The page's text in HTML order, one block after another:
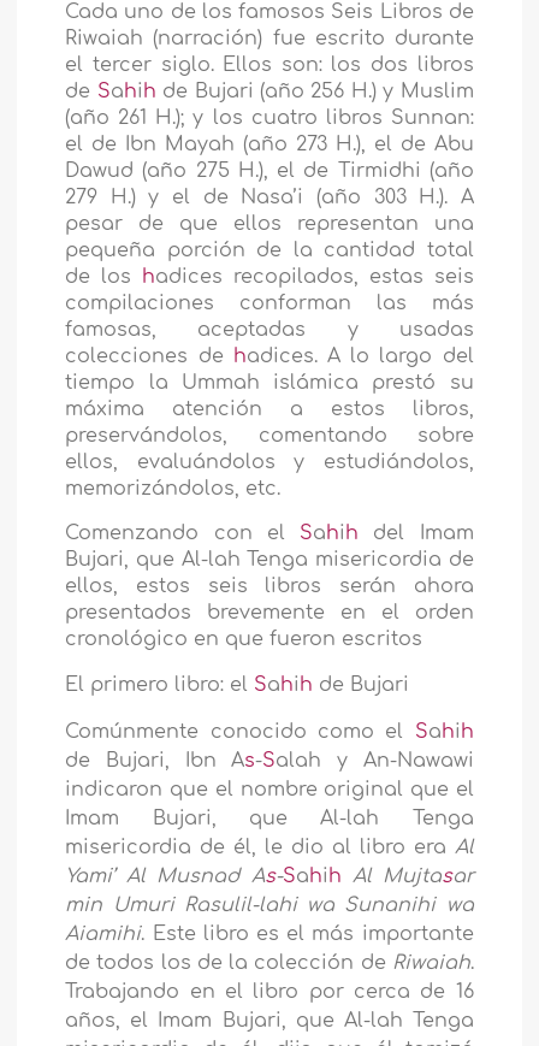
Cada uno de los famosos Seis Libros de
Riwaiah (narración) fue escrito durante
el tercer siglo. Ellos son: los dos libros
de Sahih de Bujari (año 256 H.) y Muslim
(año 261 H.); y los cuatro libros Sunnan:
el de Ibn Mayah (año 273 H.), el de Abu
Dawud (año 275 H.), el de Tirmidhi (año
279 H.) y el de Nasa’i (año 303 H.). A
pesar de que ellos representan una
pequeña porción de la cantidad total
de los hadices recopilados, estas seis
compilaciones conforman las más
famosas, aceptadas y usadas
colecciones de hadices. A lo largo del
tiempo la Ummah islámica prestó su
máxima atención a estos libros,
preservándolos, comentando sobre
ellos, evaluándolos y estudiándolos,
memorizándolos, etc.
Comenzando con el Sahih del Imam
Bujari, que Al-lah Tenga misericordia de
ellos, estos seis libros serán ahora
presentados brevemente en el orden
cronológico en que fueron escritos
El primero libro: el Sahih de Bujari
Comúnmente conocido como el Sahih
de Bujari, Ibn As-Salah y An-Nawawi
indicaron que el nombre original que el
Imam Bujari, que Al-lah Tenga
misericordia de él, le dio al libro era Al
Yami’ Al Musnad As-Sahih Al Mujtasar
min Umuri Rasulil-lahi wa Sunanihi wa
Aiamihi. Este libro es el más importante
de todos los de la colección de Riwaiah.
Trabajando en el libro por cerca de 16
años, el Imam Bujari, que Al-lah Tenga